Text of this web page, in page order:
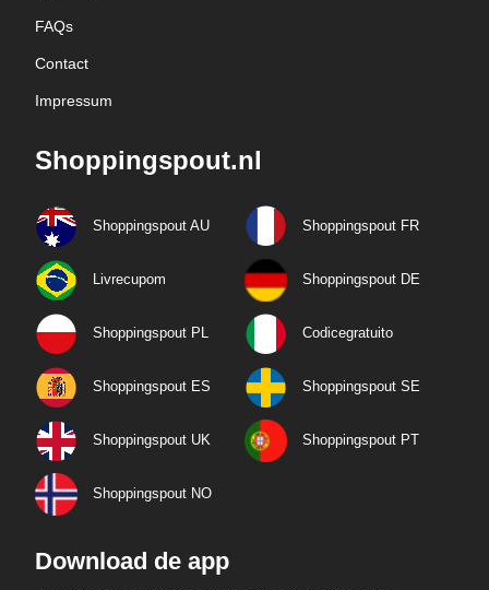
FAQs
Contact
Impressum
Shoppingspout.nl
Shoppingspout AU Shoppingspout FR
Livrecupom Shoppingspout DE
Shoppingspout PL Codicegratuito
Shoppingspout ES Shoppingspout SE
Shoppingspout UK Shoppingspout PT
Shoppingspout NO
Download de app